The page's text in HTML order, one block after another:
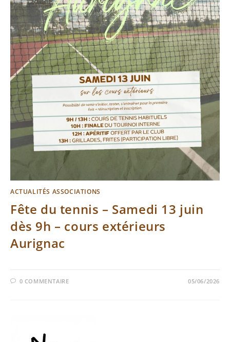
ACTUALITÉS ASSOCIATIONS
Fête du tennis – Samedi 13 juin
dès 9h – cours extérieurs
Aurignac
0 COMMENTAIRE 05/06/2026